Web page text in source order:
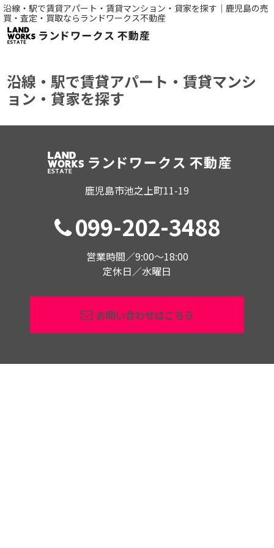
沿線・駅で賃貸アパート・賃貸マンション・貸家を探す｜鹿児島の売
買・査定・買取ならランドワークス不動産
沿線・駅で賃貸アパート・賃貸マンシ
ョン・貸家を探す
鹿児島市池之上町11-19
099-202-3488
営業時間／9:00〜18:00
定休日／水曜日
お問い合わせはこちら